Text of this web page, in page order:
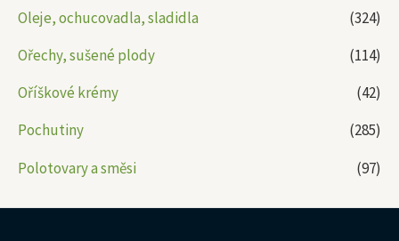
Oleje, ochucovadla, sladidla
(324)
Ořechy, sušené plody
(114)
Oříškové krémy
(42)
Pochutiny
(285)
Polotovary a směsi
(97)